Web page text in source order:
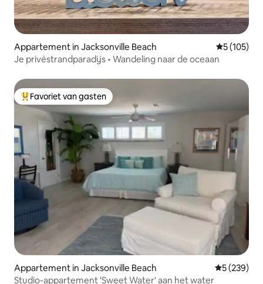
Appartement in Jacksonville Beach
5 (105)
Je privéstrandparadijs • Wandeling naar de oceaan
Topfavoriet van gasten
Favoriet van gasten
Appartement in Jacksonville Beach
5 (239)
Studio-appartement 'Sweet Water' aan het water